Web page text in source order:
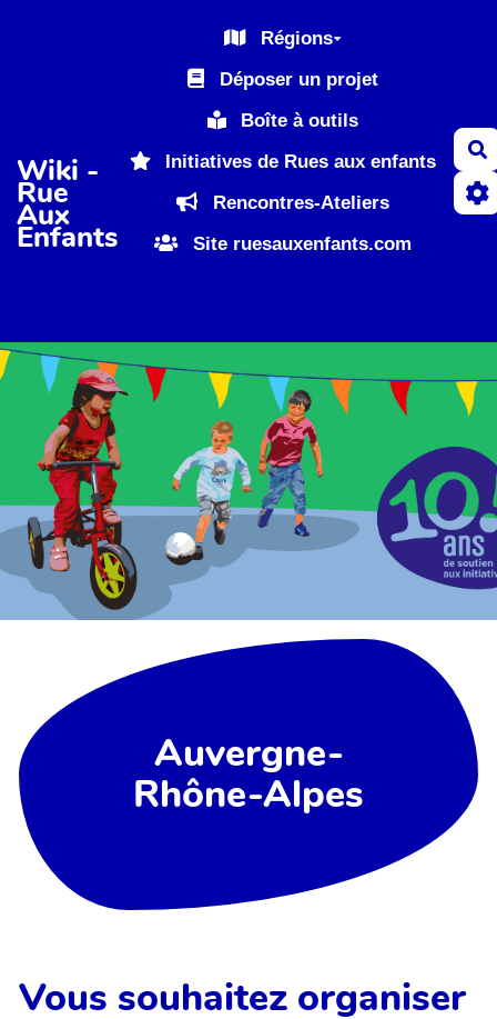
Aller au contenu principal
Wiki -
Rue
Aux
Enfants
Régions
Déposer un projet
Boîte à outils
Initiatives de Rues aux enfants
Rencontres-Ateliers
Site ruesauxenfants.com
Auvergne-
Rhône-Alpes
Vous souhaitez organiser